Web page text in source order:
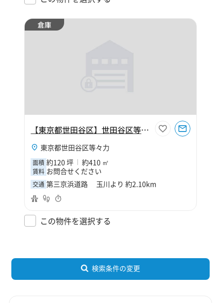
倉庫
【東京都世田谷区】世田谷区等々力6丁目120坪倉庫
東京都世田谷区等々力
面積 約120 坪 約410 ㎡
賃料 お問合せください
交通 第三京浜道路 玉川より 約2.10km
この物件を選択する
検索条件の変更